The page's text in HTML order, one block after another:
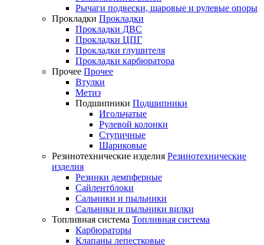
Рычаги подвески, шаровые и рулевые опоры
Прокладки Прокладки
Прокладки ДВС
Прокладки ЦПГ
Прокладки глушителя
Прокладки карбюратора
Прочее Прочее
Втулки
Метиз
Подшипники Подшипники
Игольчатые
Рулевой колонки
Ступичные
Шариковые
Резинотехнические изделия Резинотехнические
изделия
Резинки демпферные
Сайлентблоки
Сальники и пыльники
Сальники и пыльники вилки
Топливная система Топливная система
Карбюраторы
Клапаны лепестковые